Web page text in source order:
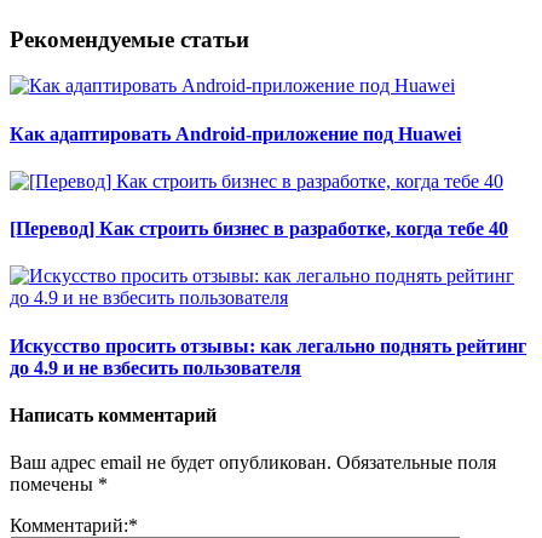
Рекомендуемые статьи
Как адаптировать Android-приложение под Huawei
[Перевод] Как строить бизнес в разработке, когда тебе 40
Искусство просить отзывы: как легально поднять рейтинг
до 4.9 и не взбесить пользователя
Написать комментарий
Ваш адрес email не будет опубликован. Обязательные поля
помечены *
Комментарий:*